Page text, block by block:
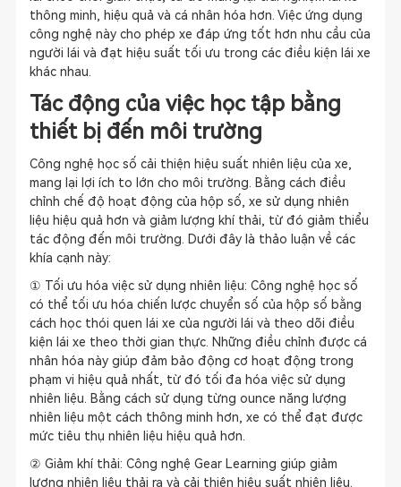
thông minh, hiệu quả và cá nhân hóa hơn. Việc ứng dụng
công nghệ này cho phép xe đáp ứng tốt hơn nhu cầu của
người lái và đạt hiệu suất tối ưu trong các điều kiện lái xe
khác nhau.
Tác động của việc học tập bằng
thiết bị đến môi trường
Công nghệ học số cải thiện hiệu suất nhiên liệu của xe,
mang lại lợi ích to lớn cho môi trường. Bằng cách điều
chỉnh chế độ hoạt động của hộp số, xe sử dụng nhiên
liệu hiệu quả hơn và giảm lượng khí thải, từ đó giảm thiểu
tác động đến môi trường. Dưới đây là thảo luận về các
khía cạnh này:
① Tối ưu hóa việc sử dụng nhiên liệu: Công nghệ học số
có thể tối ưu hóa chiến lược chuyển số của hộp số bằng
cách học thói quen lái xe của người lái và theo dõi điều
kiện lái xe theo thời gian thực. Những điều chỉnh được cá
nhân hóa này giúp đảm bảo động cơ hoạt động trong
phạm vi hiệu quả nhất, từ đó tối đa hóa việc sử dụng
nhiên liệu. Bằng cách sử dụng từng ounce năng lượng
nhiên liệu một cách thông minh hơn, xe có thể đạt được
mức tiêu thụ nhiên liệu hiệu quả hơn.
② Giảm khí thải: Công nghệ Gear Learning giúp giảm
lượng nhiên liệu thải ra và cải thiện hiệu suất nhiên liệu.